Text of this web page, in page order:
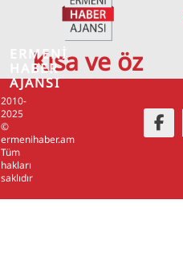
Kısa ve öz
2010-
2025
©
ermenihaber.am
Tüm
hakları
saklıdır
ERMENİ
HABER
AJANSI